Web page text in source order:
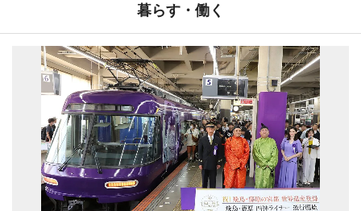
暮らす・働く